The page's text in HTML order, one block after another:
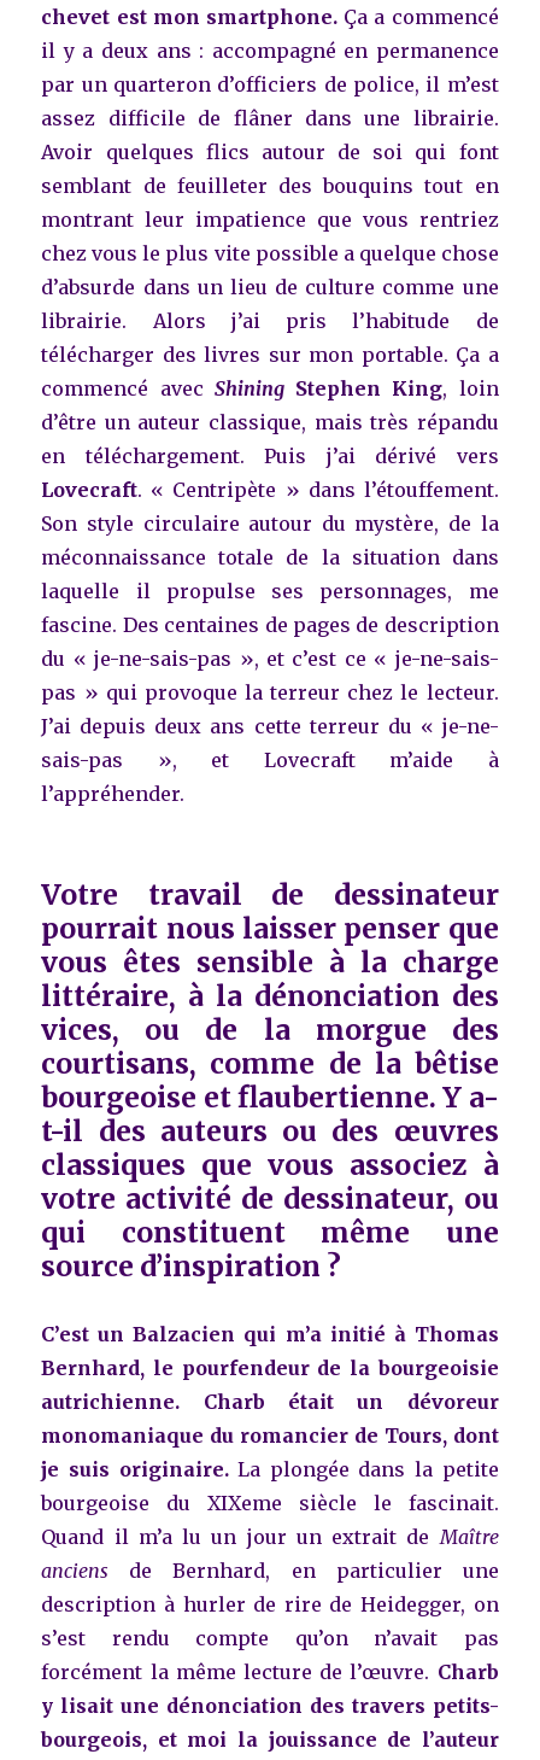
chevet est mon smartphone. Ça a commencé
il y a deux ans : accompagné en permanence
par un quarteron d’officiers de police, il m’est
assez difficile de flâner dans une librairie.
Avoir quelques flics autour de soi qui font
semblant de feuilleter des bouquins tout en
montrant leur impatience que vous rentriez
chez vous le plus vite possible a quelque chose
d’absurde dans un lieu de culture comme une
librairie. Alors j’ai pris l’habitude de
télécharger des livres sur mon portable. Ça a
commencé avec ShiningStephen King, loin
d’être un auteur classique, mais très répandu
en téléchargement. Puis j’ai dérivé vers
Lovecraft. « Centripète » dans l’étouffement.
Son style circulaire autour du mystère, de la
méconnaissance totale de la situation dans
laquelle il propulse ses personnages, me
fascine. Des centaines de pages de description
du « je-ne-sais-pas », et c’est ce « je-ne-sais-
pas » qui provoque la terreur chez le lecteur.
J’ai depuis deux ans cette terreur du « je-ne-
sais-pas », et Lovecraft m’aide à
l’appréhender.
Votre travail de dessinateur
pourrait nous laisser penser que
vous êtes sensible à la charge
littéraire, à la dénonciation des
vices, ou de la morgue des
courtisans, comme de la bêtise
bourgeoise et flaubertienne. Y a-
t-il des auteurs ou des œuvres
classiques que vous associez à
votre activité de dessinateur, ou
qui constituent même une
source d’inspiration ?
C’est un Balzacien qui m’a initié à Thomas
Bernhard, le pourfendeur de la bourgeoisie
autrichienne. Charb était un dévoreur
monomaniaque du romancier de Tours, dont
je suis originaire.La plongée dans la petite
bourgeoise du XIXeme siècle le fascinait.
Quand il m’a lu un jour un extrait deMaître
anciens de Bernhard, en particulier une
description à hurler de rire de Heidegger, on
s’est rendu compte qu’on n’avait pas
forcément la même lecture de l’œuvre. Charb
y lisait une dénonciation des travers petits-
bourgeois, et moi la jouissance de l’auteur